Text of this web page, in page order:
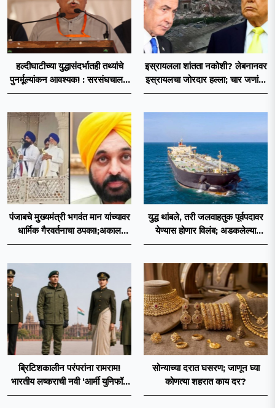
हल्दीघाटीच्या युद्धासंदर्भातही तथ्यांचे
पुनर्मूल्यांकन आवश्यक! : सरसंघचालक
डॉ. मोहनजी भागवत
इस्रायलला शांतता नकोशी? लेबनानवर
इस्रायलचा जोरदार हल्ला; चार जणांचा
मृत्यू, इराण-अमेरिकेत आरोप-प्रत्यारोप
पंजाबचे मुख्यमंत्री भगवंत मान यांच्यावर
धार्मिक गैरवर्तनाचा ठपका!;अकाल
तख्ताच्या निर्णयाने मोठी खळबळ
युद्ध थांबले, तरी जलवाहतुक पूर्वपदावर
येण्यास होणार विलंब; अडकलेल्या
जहाजांना कराराच्या शाश्वततेची चिंता.
ब्रिटिशकालीन परंपरांना रामराम!
भारतीय लष्कराची नवी ‘आर्मी युनिफॉर्म
२०२६’ नियमावली लागू
सोन्याच्या दरात घसरण; जाणून घ्या
कोणत्या शहरात काय दर?